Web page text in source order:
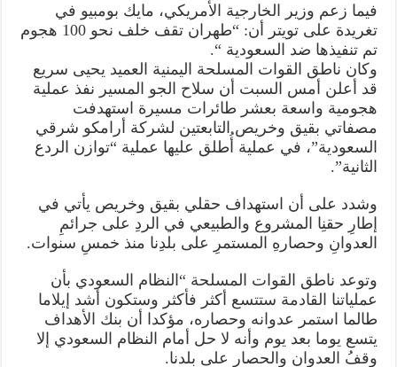
فيما زعم وزير الخارجية الأمريكي، مايك بومبيو في
تغريدة على تويتر أن: “طهران تقف خلف نحو 100 هجوم
تم تنفيذها ضد السعودية “.
وكان ناطق القوات المسلحة اليمنية العميد يحيى سريع
قد أعلن أمس السبت أن سلاح الجو المسير نفذ عملية
هجومية واسعة بعشر طائرات مسيرة استهدفت
مصفاتي بقيق وخريص التابعتين لشركة أرامكو شرقي
السعودية”، في عملية أُطلق عليها عملية “توازن الردع
الثانية”.
وشدد على أن استهداف حقلي بقيق وخريص يأتي في
إطارِ حقنِا المشروع والطبيعي في الردِ على جرائمِ
العدوانِ وحصارهِ المستمرِ على بلدِنا منذ خمسِ سنوات.
وتوعد ناطق القوات المسلحة “النظام السعودي بأن
عملياتنا القادمة ستتسع أكثر فأكثر وستكون أشد إيلاما
طالما استمر عدوانه وحصاره، مؤكدا أن بنك الأهداف
يتسع يوما بعد يوم وأنه لا حل أمام النظام السعودي إلا
وقفُ العدوان والحصارِ على بلدنا.